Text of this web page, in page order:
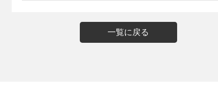
一覧に戻る